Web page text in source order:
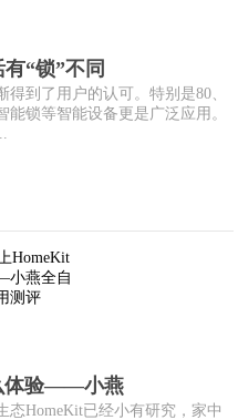
“锁”不同
到了用户的认可。特别是80、
锁等智能设备更是广泛应用。
体验——小燕
态HomeKit已经小有研究，家中